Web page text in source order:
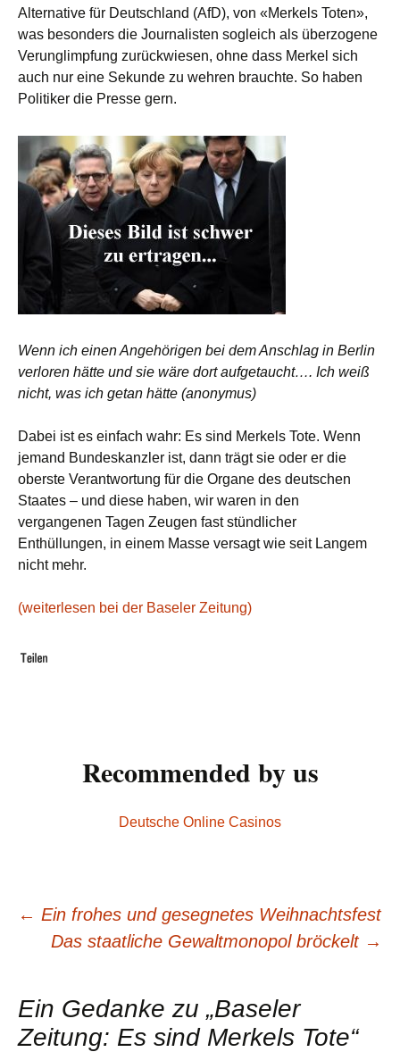
Alternative für Deutschland (AfD), von «Merkels Toten»,
was besonders die Journalisten sogleich als überzogene
Verunglimpfung zurückwiesen, ohne dass Merkel sich
auch nur eine Sekunde zu wehren brauchte. So haben
Politiker die Presse gern.
Wenn ich einen Angehörigen bei dem Anschlag in Berlin
verloren hätte und sie wäre dort aufgetaucht…. Ich weiß
nicht, was ich getan hätte (anonymus)
Dabei ist es einfach wahr: Es sind Merkels Tote. Wenn
jemand Bundeskanzler ist, dann trägt sie oder er die
oberste Verantwortung für die Organe des deutschen
Staates – und diese haben, wir waren in den
vergangenen Tagen Zeugen fast stündlicher
Enthüllungen, in einem Masse versagt wie seit Langem
nicht mehr.
(weiterlesen bei der Baseler Zeitung)
Recommended by us
Deutsche Online Casinos
Beitrags-
Navigation
← Ein frohes und gesegnetes Weihnachtsfest
Das staatliche Gewaltmonopol bröckelt →
Ein Gedanke zu „Baseler
Zeitung: Es sind Merkels Tote“